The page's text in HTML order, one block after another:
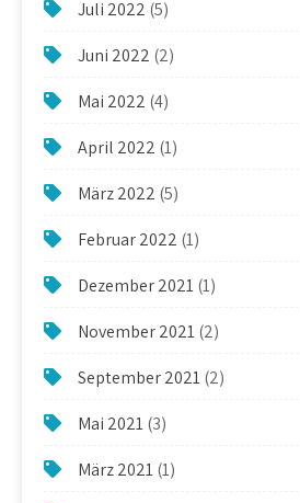
Juli 2022 (5)
Juni 2022 (2)
Mai 2022 (4)
April 2022 (1)
März 2022 (5)
Februar 2022 (1)
Dezember 2021(1)
November 2021(2)
September 2021(2)
Mai 2021(3)
März 2021(1)